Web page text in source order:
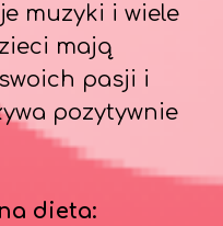
muzyki i wiele
mają
pasji i
pozytywnie
dieta: